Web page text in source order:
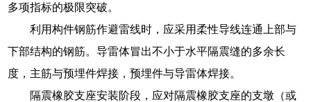
多项指标的极限突破。
利用构件钢筋作避雷线时，应采用柔性导线连通上部与
下部结构的钢筋。导雷体冒出不小于水平隔震缝的多余长
度，主筋与预埋件焊接，预埋件与导雷体焊接。
隔震橡胶支座安装阶段，应对隔震橡胶支座的支墩（或